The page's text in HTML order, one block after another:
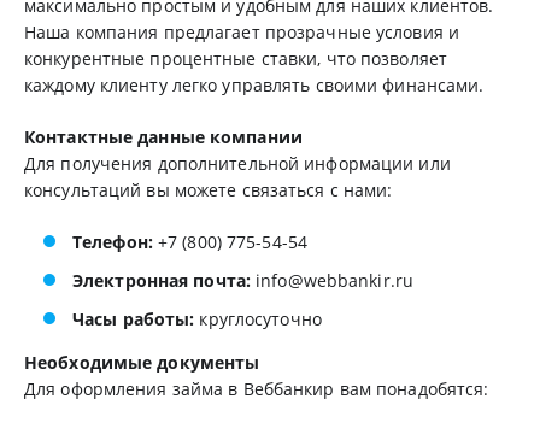
максимально простым и удобным для наших клиентов.
Наша компания предлагает прозрачные условия и
конкурентные процентные ставки, что позволяет
каждому клиенту легко управлять своими финансами.
Контактные данные компании
Для получения дополнительной информации или
консультаций вы можете связаться с нами:
Телефон:+7 (800) 775-54-54
Электронная почта: info@webbankir.ru
Часы работы: круглосуточно
Необходимые документы
Для оформления займа в Веббанкир вам понадобятся: